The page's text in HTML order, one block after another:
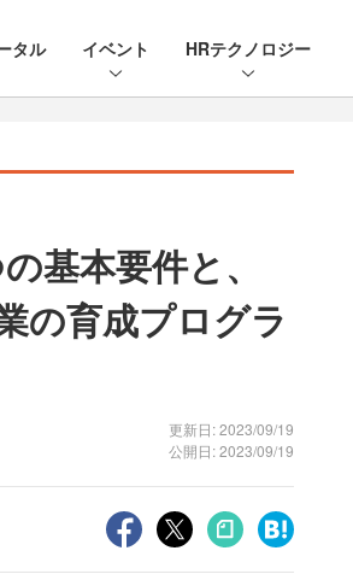
タル イベント HRテクノロジー
基本要件と、
の育成プログラ
更新日: 2023/09/19
公開日: 2023/09/19